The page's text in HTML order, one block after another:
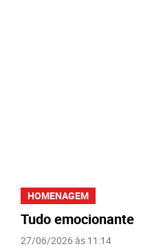
HOMENAGEM
Tudo emocionante
27/06/2026 às 11:14